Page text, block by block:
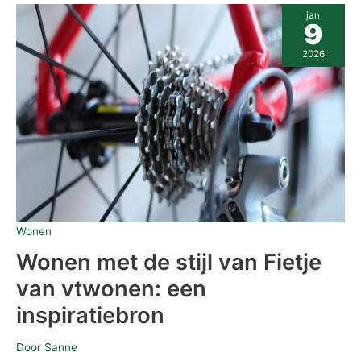
Wonen
Wonen met de stijl van Fietje
van vtwonen: een
inspiratiebron
Door Sanne
Wonen
met
de
stijl
van
Fietje
van
vtwonen:
een
inspiratiebron
jan
9
2026